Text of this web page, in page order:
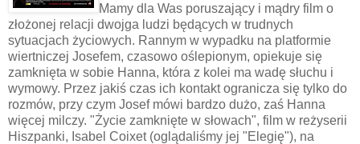
Mamy dla Was poruszający i mądry film o
złożonej relacji dwojga ludzi będących w trudnych
sytuacjach życiowych. Rannym w wypadku na platformie
wiertniczej Josefem, czasowo oślepionym, opiekuje się
zamknięta w sobie Hanna, która z kolei ma wadę słuchu i
wymowy. Przez jakiś czas ich kontakt ogranicza się tylko do
rozmów, przy czym Josef mówi bardzo dużo, zaś Hanna
więcej milczy. "Życie zamknięte w słowach", film w reżyserii
Hiszpanki, Isabel Coixet (oglądaliśmy jej "Elegię"), na